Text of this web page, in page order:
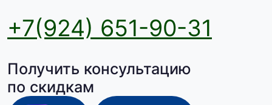
+7(924) 651-90-31
Получить консультацию
по скидкам